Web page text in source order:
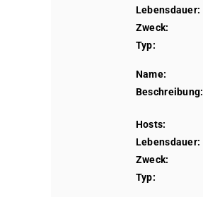
Lebensdauer:
Zweck:
Typ:
Name:
Beschreibung:
Hosts:
Lebensdauer:
Zweck:
Typ: